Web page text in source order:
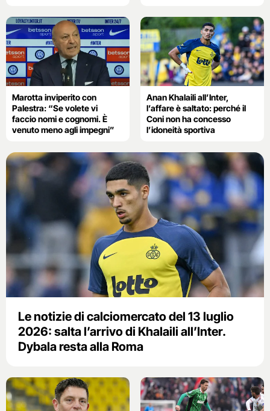
Marotta inviperito con
Palestra: “Se volete vi
faccio nomi e cognomi. È
venuto meno agli impegni”
Anan Khalaili all’Inter,
l’affare è saltato: perché il
Coni non ha concesso
l’idoneità sportiva
Le notizie di calciomercato del 13 luglio
2026: salta l’arrivo di Khalaili all’Inter.
Dybala resta alla Roma